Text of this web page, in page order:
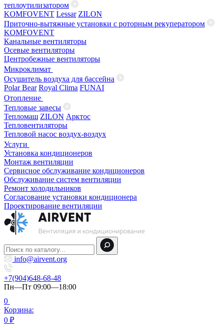
теплоутилизатором
KOMFOVENT Lessar ZILON
Приточно-вытяжные установки с роторным рекуператором
KOMFOVENT
Канальные вентиляторы
Осевые вентиляторы
Центробежные вентиляторы
Микроклимат
Осушитель воздуха для бассейна
Polar Bear Royal Clima FUNAI
Отопление
Тепловые завесы
Тепломаш ZILON Арктос
Тепловентиляторы
Тепловой насос воздух-воздух
Услуги
Установка кондиционеров
Монтаж вентиляции
Сервисное обслуживание кондиционеров
Обслуживание систем вентиляции
Ремонт холодильников
Согласование установки кондиционера
Проектирование вентиляции
info@airvent.org
+7(904)648-68-48
Пн—Пт 09:00—18:00
0
Корзина:
0 ₽